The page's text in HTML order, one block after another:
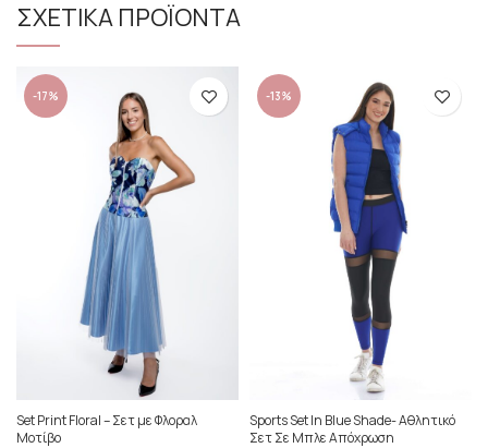
ΣΧΕΤΙΚΑ ΠΡΟΪΟΝΤΑ
-17%
Set Print Floral – Σετ με Φλοραλ
Μοτίβο
-13%
Sports Set In Blue Shade- Αθλητικό
Σετ Σε Μπλε Απόχρωση